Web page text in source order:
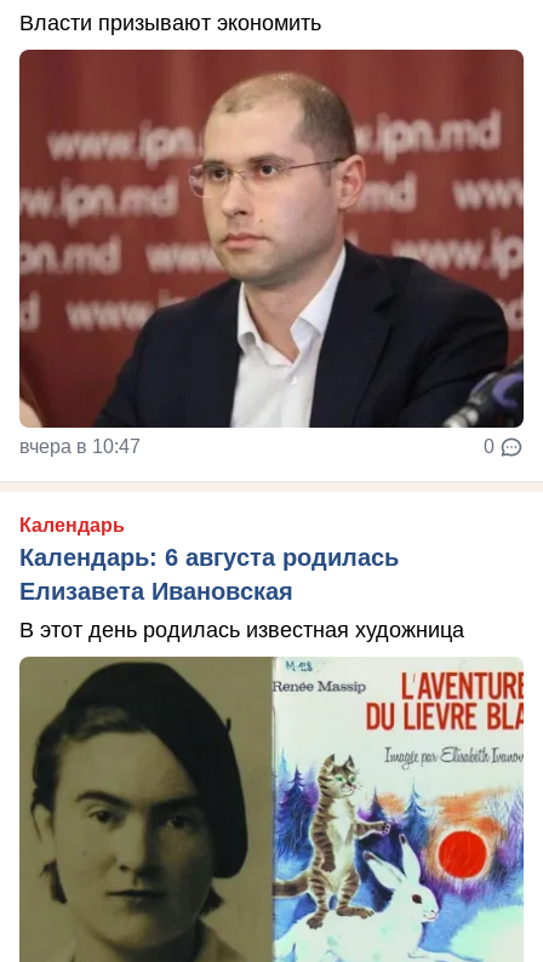
Власти призывают экономить
вчера в 10:47 0
Календарь
Календарь: 6 августа родилась
Елизавета Ивановская
В этот день родилась известная художница